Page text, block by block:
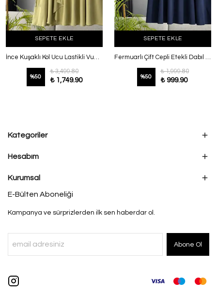
SEPETE EKLE
İnce Kuşaklı Kol Ucu Lastikli Vual Etekli Takım Yeşil
%50
₺ 3,499.80
₺ 1,749.90
SEPETE EKLE
Fermuarlı Çift Cepli Etekli Dabıl Takım Lacivert
%50
₺ 1,999.80
₺ 999.90
Kategoriler
Hesabım
Kurumsal
E-Bülten Aboneliği
Kampanya ve sürprizlerden ilk sen haberdar ol.
Abone Ol